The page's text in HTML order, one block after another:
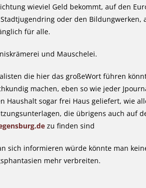
wieviel Geld bekommt, auf den
oder den Bildungwerken,
für alle.
und Mauschelei.
die hier das großeWort führen
machen, eben so wie jeder
Haushalt sogar frei Haus geliefert, wie
die übrigens auch auf
zu finden sind
sich informieren würde könnte man
mehr verbreiten.